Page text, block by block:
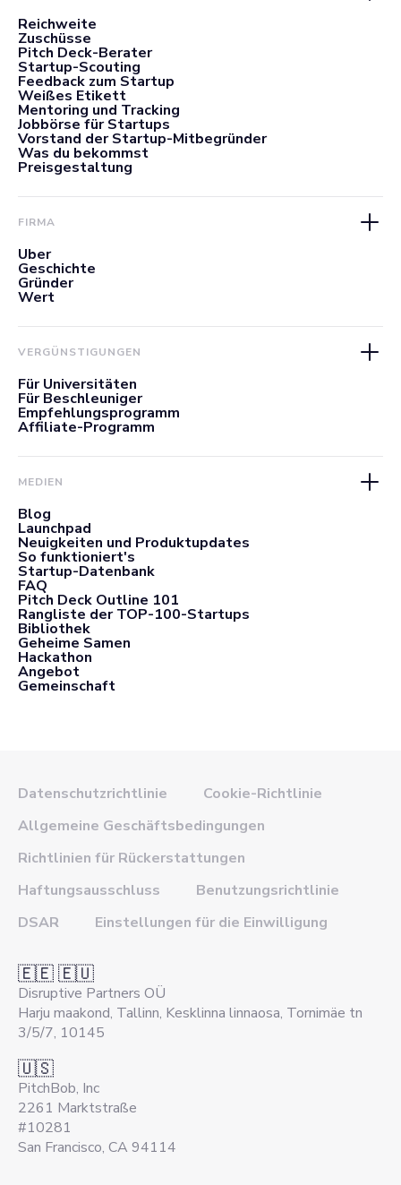
Reichweite
Zuschüsse
Pitch Deck-Berater
Startup-Scouting
Feedback zum Startup
Weißes Etikett
Mentoring und Tracking
Jobbörse für Startups
Vorstand der Startup-Mitbegründer
Was du bekommst
Preisgestaltung
FIRMA
Über
Geschichte
Gründer
Wert
VERGÜNSTIGUNGEN
Für Universitäten
Für Beschleuniger
Empfehlungsprogramm
Affiliate-Programm
MEDIEN
Blog
Launchpad
Neuigkeiten und Produktupdates
So funktioniert's
Startup-Datenbank
FAQ
Pitch Deck Outline 101
Rangliste der TOP-100-Startups
Bibliothek
Geheime Samen
Hackathon
Angebot
Gemeinschaft
Datenschutzrichtlinie
Cookie-Richtlinie
Allgemeine Geschäftsbedingungen
Richtlinien für Rückerstattungen
Haftungsausschluss
Benutzungsrichtlinie
DSAR
Einstellungen für die Einwilligung
🇪🇪 🇪🇺
Disruptive Partners OÜ
Harju maakond, Tallinn, Kesklinna linnaosa, Tornimäe tn
3/5/7, 10145
🇺🇸
PitchBob, Inc
2261 Marktstraße
#10281
San Francisco, CA 94114